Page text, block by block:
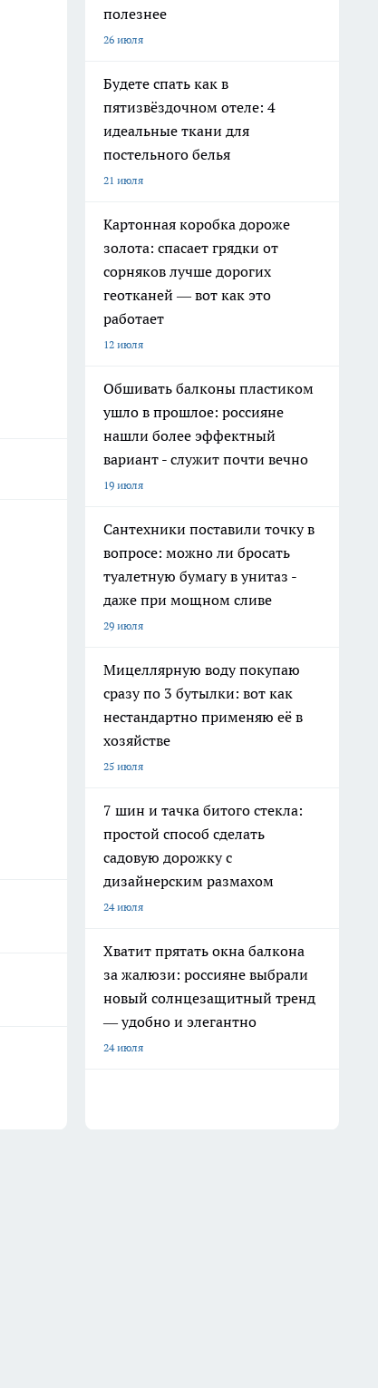
полезнее
26 июля
Будете спать как в
пятизвёздочном отеле: 4
идеальные ткани для
постельного белья
21 июля
Картонная коробка дороже
золота: спасает грядки от
сорняков лучше дорогих
геотканей — вот как это
работает
12 июля
Обшивать балконы пластиком
ушло в прошлое: россияне
нашли более эффектный
вариант - служит почти вечно
19 июля
Сантехники поставили точку в
вопросе: можно ли бросать
туалетную бумагу в унитаз -
даже при мощном сливе
29 июля
Мицеллярную воду покупаю
сразу по 3 бутылки: вот как
нестандартно применяю её в
хозяйстве
25 июля
7 шин и тачка битого стекла:
простой способ сделать
садовую дорожку с
дизайнерским размахом
24 июля
Хватит прятать окна балкона
за жалюзи: россияне выбрали
новый солнцезащитный тренд
— удобно и элегантно
24 июля